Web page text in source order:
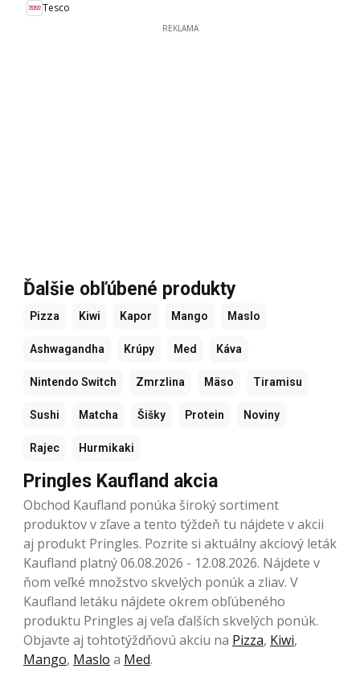
Tesco
REKLAMA
Ďalšie obľúbené produkty
Pizza Kiwi Kapor Mango Maslo
Ashwagandha Krúpy Med Káva
Nintendo Switch Zmrzlina Mäso Tiramisu
Sushi Matcha Šišky Protein Noviny
Rajec Hurmikaki
Pringles Kaufland akcia
Obchod Kaufland ponúka široký sortiment
produktov v zľave a tento týždeň tu nájdete v akcii
aj produkt Pringles. Pozrite si aktuálny akciový leták
Kaufland platný 06.08.2026 - 12.08.2026. Nájdete v
ňom veľké množstvo skvelých ponúk a zliav. V
Kaufland letáku nájdete okrem obľúbeného
produktu Pringles aj veľa ďalších skvelých ponúk.
Objavte aj tohtotýždňovú akciu na Pizza, Kiwi,
Mango, Maslo a Med.